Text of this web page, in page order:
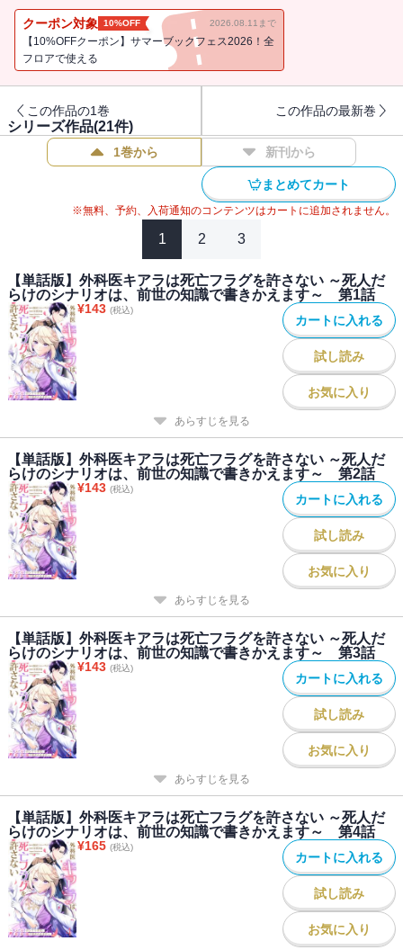
は相棒のような関係の王子だったが、だんだんお互い惹かれていっ
て――。医療改革で国を救う、転生医療ファンタジー。
クーポン対象 10%OFF 2026.08.11まで
【10%OFFクーポン】サマーブックフェス2026！全
フロアで使える
この作品の1巻 この作品の最新巻
シリーズ作品(21件)
1巻から 新刊から
まとめてカート
※無料、予約、入荷通知のコンテンツはカートに追加されません。
1 2 3
【単話版】外科医キアラは死亡フラグを許さない ～死人だ
らけのシナリオは、前世の知識で書きかえます～ 第1話
¥143 (税込)
カートに入れる
試し読み
お気に入り
あらすじを見る
【単話版】外科医キアラは死亡フラグを許さない ～死人だ
らけのシナリオは、前世の知識で書きかえます～ 第2話
¥143 (税込)
カートに入れる
試し読み
お気に入り
あらすじを見る
【単話版】外科医キアラは死亡フラグを許さない ～死人だ
らけのシナリオは、前世の知識で書きかえます～ 第3話
¥143 (税込)
カートに入れる
試し読み
お気に入り
あらすじを見る
【単話版】外科医キアラは死亡フラグを許さない ～死人だ
らけのシナリオは、前世の知識で書きかえます～ 第4話
¥165 (税込)
カートに入れる
試し読み
お気に入り